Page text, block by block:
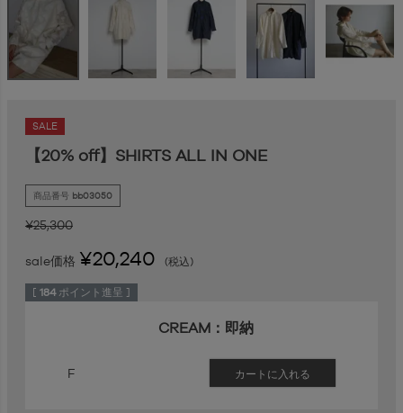
SALE
【20% off】SHIRTS ALL IN ONE
商品番号 bb03050
¥25,300
sale価格 ¥20,240 税込
[ 184 ポイント進呈 ]
CREAM：即納
F カートに入れる